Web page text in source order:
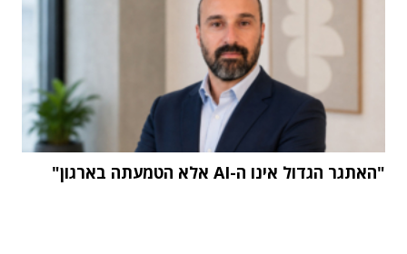
"האתגר הגדול אינו ה-AI אלא הטמעתה בארגון"